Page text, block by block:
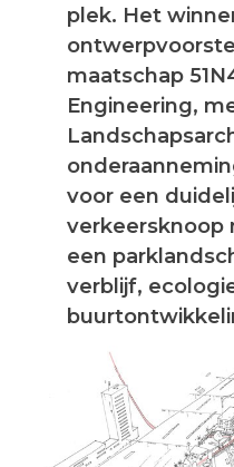
plek. Het
maatschap
Engineering,
voor een
verkeersknoop
een
verblijf,